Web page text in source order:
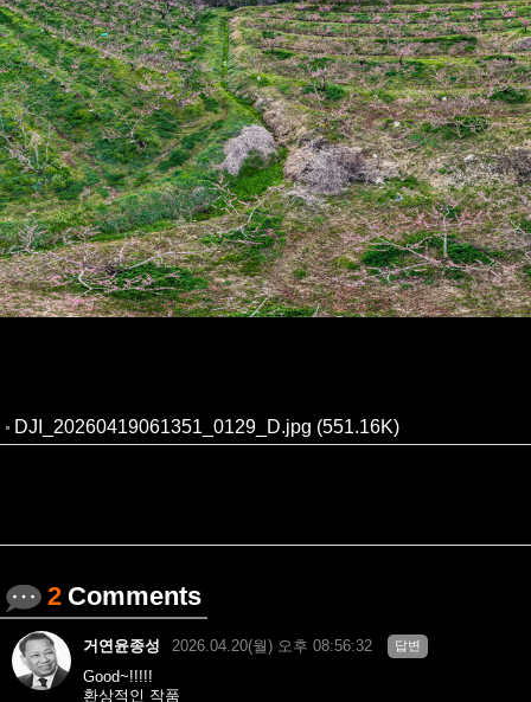
DJI_20260419061351_0129_D.jpg (551.16K)
2 Comments
거연윤종성 2026.04.20(월) 오후 08:56:32 답변
Good~!!!!!
환상적인 작품